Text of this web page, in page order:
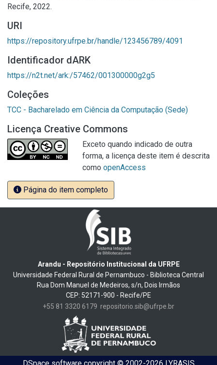
Recife, 2022.
URI
https://repository.ufrpe.br/handle/123456789/4091
Identificador dARK
https://n2t.net/ark:/57462/001300000g2g5
Coleções
TCC - Bacharelado em Ciência da Computação (Sede)
Licença Creative Commons
Exceto quando indicado de outra
forma, a licença deste item é descrita
como openAccess
Página do item completo
Arandu - Repositório Institucional da UFRPE
Universidade Federal Rural de Pernambuco - Biblioteca Central
Rua Dom Manuel de Medeiros, s/n, Dois Irmãos
CEP: 52171-900 - Recife/PE
+55 81 3320 6179 repositorio.sib@ufrpe.br